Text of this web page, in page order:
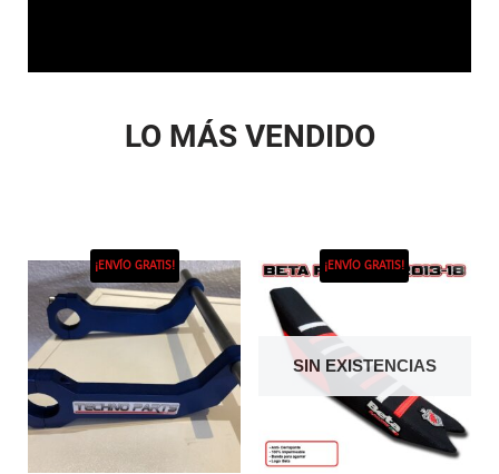
LO MÁS VENDIDO
¡ENVÍO GRATIS!
SIN EXISTENCIAS
¡ENVÍO GRATIS!